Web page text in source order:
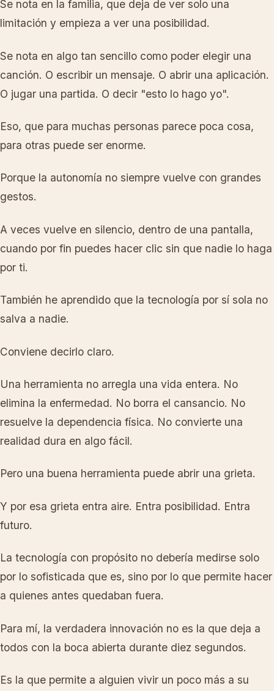
Se nota en la familia, que deja de ver solo una
limitación y empieza a ver una posibilidad.
Se nota en algo tan sencillo como poder elegir una
canción. O escribir un mensaje. O abrir una aplicación.
O jugar una partida. O decir "esto lo hago yo".
Eso, que para muchas personas parece poca cosa,
para otras puede ser enorme.
Porque la autonomía no siempre vuelve con grandes
gestos.
A veces vuelve en silencio, dentro de una pantalla,
cuando por fin puedes hacer clic sin que nadie lo haga
por ti.
También he aprendido que la tecnología por sí sola no
salva a nadie.
Conviene decirlo claro.
Una herramienta no arregla una vida entera. No
elimina la enfermedad. No borra el cansancio. No
resuelve la dependencia física. No convierte una
realidad dura en algo fácil.
Pero una buena herramienta puede abrir una grieta.
Y por esa grieta entra aire. Entra posibilidad. Entra
futuro.
La tecnología con propósito no debería medirse solo
por lo sofisticada que es, sino por lo que permite hacer
a quienes antes quedaban fuera.
Para mí, la verdadera innovación no es la que deja a
todos con la boca abierta durante diez segundos.
Es la que permite a alguien vivir un poco más a su